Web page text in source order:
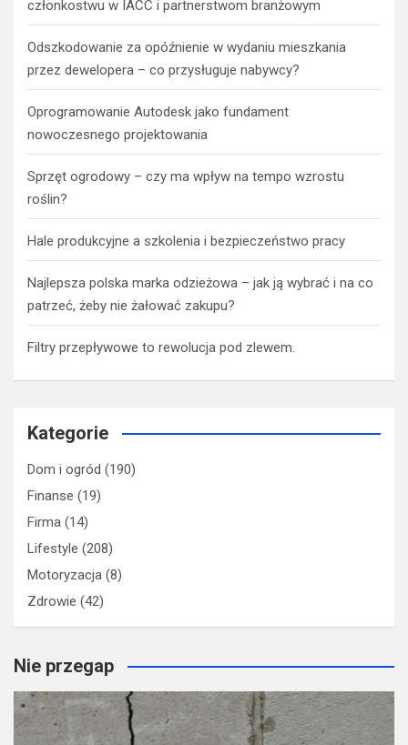
członkostwu w IACC i partnerstwom branżowym
Odszkodowanie za opóźnienie w wydaniu mieszkania
przez dewelopera – co przysługuje nabywcy?
Oprogramowanie Autodesk jako fundament
nowoczesnego projektowania
Sprzęt ogrodowy – czy ma wpływ na tempo wzrostu
roślin?
Hale produkcyjne a szkolenia i bezpieczeństwo pracy
Najlepsza polska marka odzieżowa – jak ją wybrać i na co
patrzeć, żeby nie żałować zakupu?
Filtry przepływowe to rewolucja pod zlewem.
Kategorie
Dom i ogród (190)
Finanse (19)
Firma (14)
Lifestyle (208)
Motoryzacja (8)
Zdrowie (42)
Nie przegap